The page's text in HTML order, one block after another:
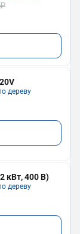
дереву
кВт, 400 В)
дереву